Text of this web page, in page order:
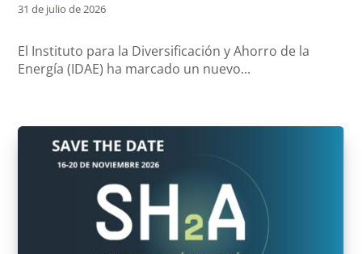
31 de julio de 2026
El Instituto para la Diversificación y Ahorro de la
Energía (IDAE) ha marcado un nuevo...